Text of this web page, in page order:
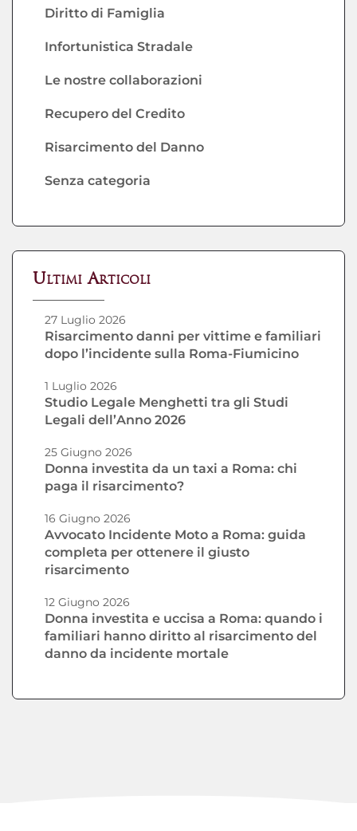
Diritto di Famiglia
Infortunistica Stradale
Le nostre collaborazioni
Recupero del Credito
Risarcimento del Danno
Senza categoria
Ultimi Articoli
Risarcimento danni per vittime e familiari
dopo l’incidente sulla Roma-Fiumicino
27 Luglio 2026
Studio Legale Menghetti tra gli Studi
Legali dell’Anno 2026
1 Luglio 2026
Donna investita da un taxi a Roma: chi
paga il risarcimento?
25 Giugno 2026
Avvocato Incidente Moto a Roma: guida
completa per ottenere il giusto
risarcimento
16 Giugno 2026
Donna investita e uccisa a Roma: quando i
familiari hanno diritto al risarcimento del
danno da incidente mortale
12 Giugno 2026